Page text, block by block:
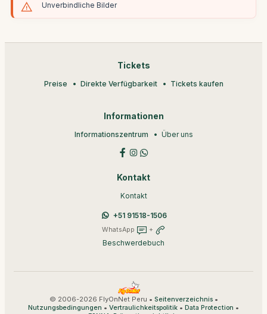
Unverbindliche Bilder
Tickets
Preise Direkte Verfügbarkeit Tickets kaufen
Informationen
Informationszentrum Über uns
Kontakt
Kontakt
+51 91518-1506
WhatsApp +
Beschwerdebuch
© 2006-2026 FlyOnNet Peru • Seitenverzeichnis•
Nutzungsbedingungen • Vertraulichkeitspolitik • Data Protection •